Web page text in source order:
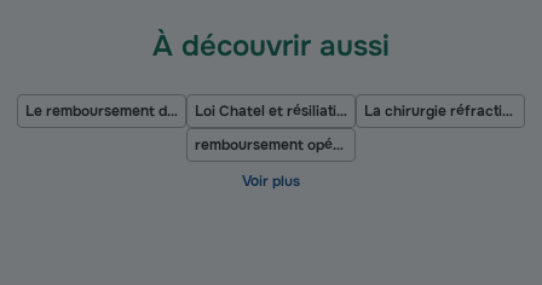
À découvrir aussi
Le remboursement du pédicure-podologue Loi Chatel et résiliation de mutuelle
La chirurgie réfractive
remboursement opération de la cataracte